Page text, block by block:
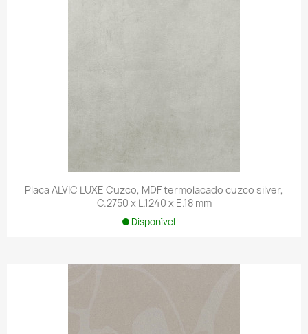
Placa ALVIC LUXE Cuzco, MDF termolacado cuzco silver,
C.2750 x L.1240 x E.18 mm
Disponível